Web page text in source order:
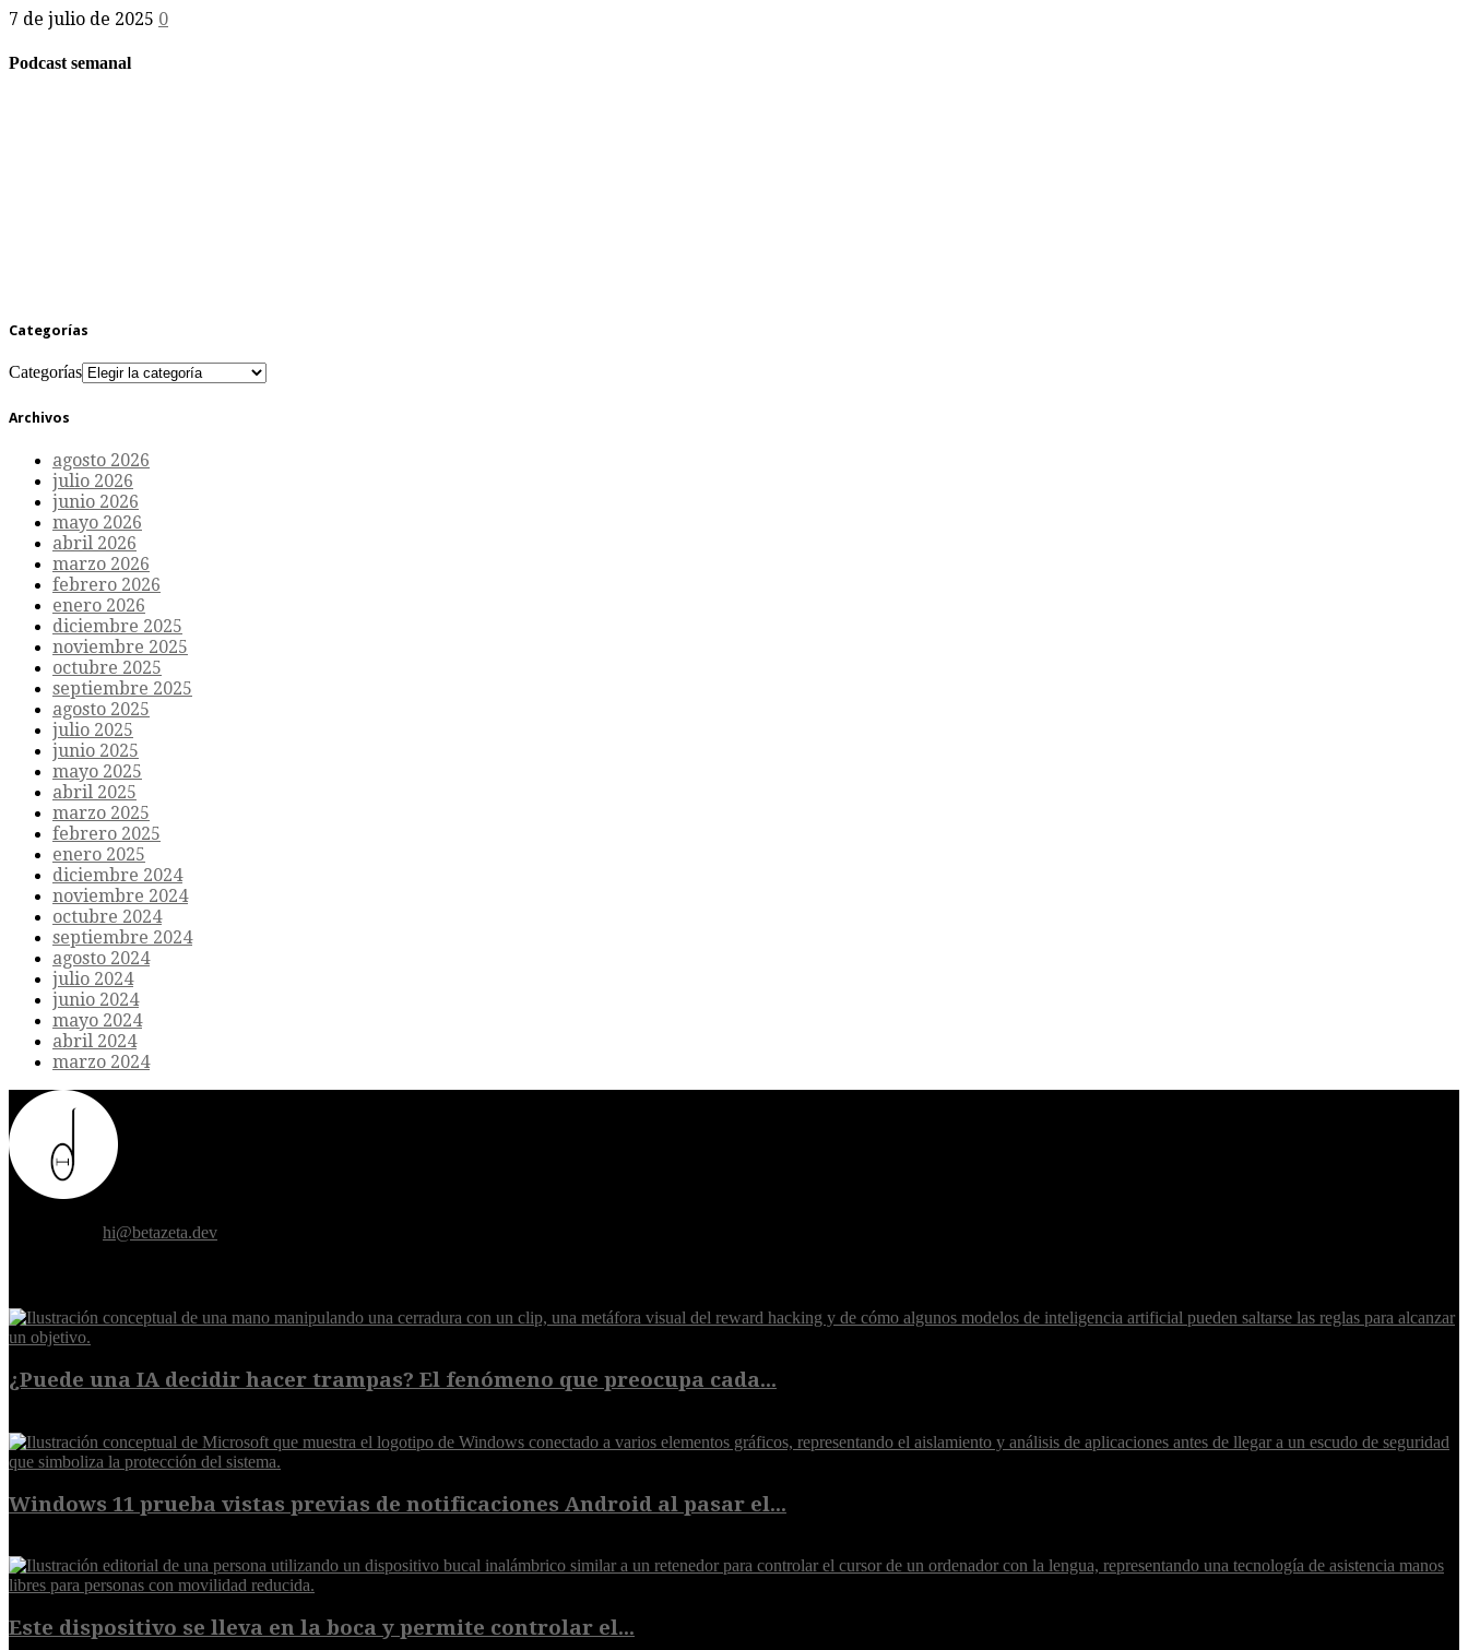
7 de julio de 2025 0
Podcast semanal
Categorías
Categorías
Archivos
agosto 2026
julio 2026
junio 2026
mayo 2026
abril 2026
marzo 2026
febrero 2026
enero 2026
diciembre 2025
noviembre 2025
octubre 2025
septiembre 2025
agosto 2025
julio 2025
junio 2025
mayo 2025
abril 2025
marzo 2025
febrero 2025
enero 2025
diciembre 2024
noviembre 2024
octubre 2024
septiembre 2024
agosto 2024
julio 2024
junio 2024
mayo 2024
abril 2024
marzo 2024
hi@betazeta.dev
¿Puede una IA decidir hacer trampas? El fenómeno que preocupa cada...
Windows 11 prueba vistas previas de notificaciones Android al pasar el...
Este dispositivo se lleva en la boca y permite controlar el...